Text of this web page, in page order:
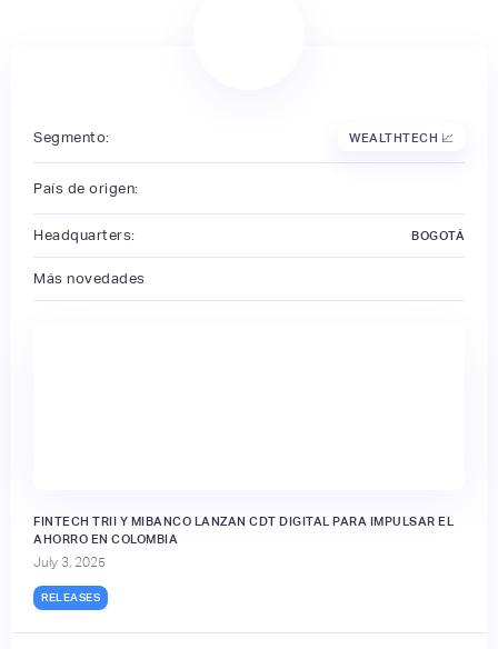
Segmento: WEALTHTECH 📈
País de origen:
Headquarters: BOGOTÁ
Más novedades
FINTECH TRII Y MIBANCO LANZAN CDT DIGITAL PARA IMPULSAR EL
AHORRO EN COLOMBIA
July 3, 2025
RELEASES